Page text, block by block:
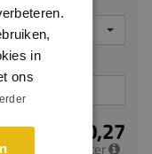
€ 20,27
per meter
in
ons